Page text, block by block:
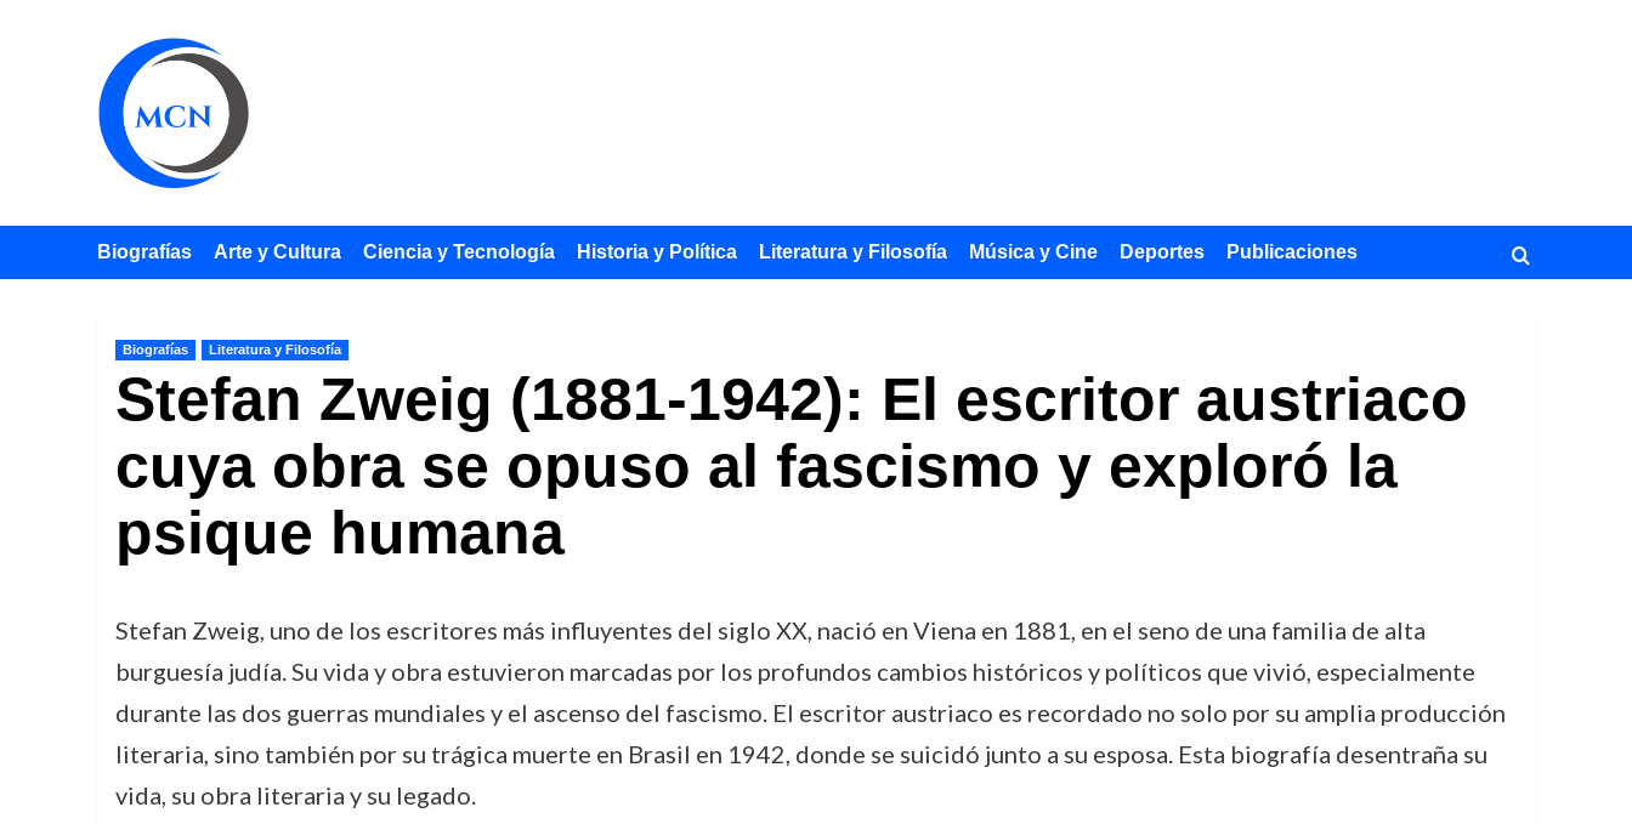
Biografías Arte y Cultura Ciencia y Tecnología Historia y Política Literatura y Filosofía Música y Cine Deportes Publicaciones
Biografías Literatura y Filosofía
Stefan Zweig (1881-1942): El escritor austriaco
cuya obra se opuso al fascismo y exploró la
psique humana
Stefan Zweig, uno de los escritores más influyentes del siglo XX, nació en Viena en 1881, en el seno de una familia de alta
burguesía judía. Su vida y obra estuvieron marcadas por los profundos cambios históricos y políticos que vivió, especialmente
durante las dos guerras mundiales y el ascenso del fascismo. El escritor austriaco es recordado no solo por su amplia producción
literaria, sino también por su trágica muerte en Brasil en 1942, donde se suicidó junto a su esposa. Esta biografía desentraña su
vida, su obra literaria y su legado.